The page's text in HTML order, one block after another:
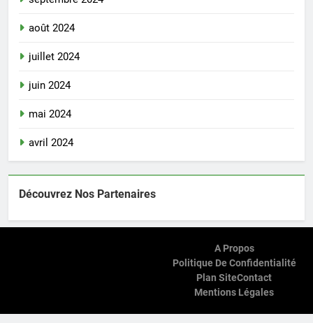
août 2024
juillet 2024
juin 2024
mai 2024
avril 2024
Découvrez Nos Partenaires
A Propos
Politique De Confidentialité
Plan SiteContact
Mentions Légales